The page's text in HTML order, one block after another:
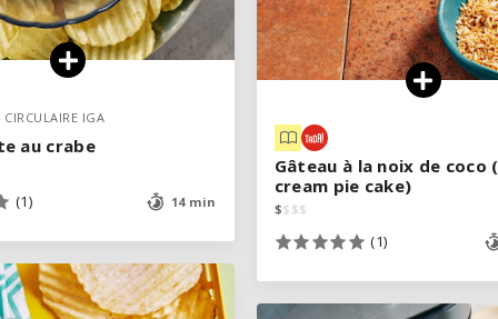
CIRCULAIRE IGA
au crabe
(1) 14 min
CIRCULAIRE IGA
au crabe
(1) 14 min
Gâteau à la noix de coco
cream pie cake)
$$ $$
(1)
Gâteau à la noix de coco
cream pie cake)
$$ $$
(1)